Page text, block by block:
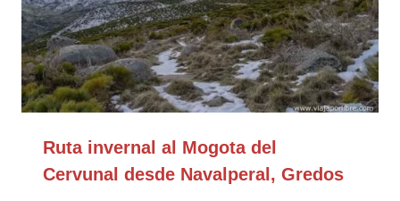
Ruta invernal al Mogota del
Cervunal desde Navalperal, Gredos